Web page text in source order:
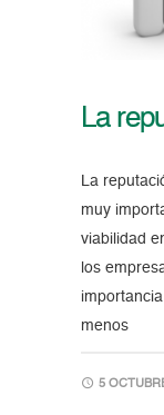
La
La
muy
viabilidad
los
menos
5